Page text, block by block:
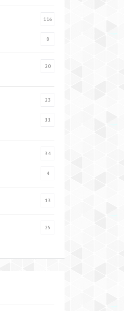
116
8
20
23
11
34
4
13
25